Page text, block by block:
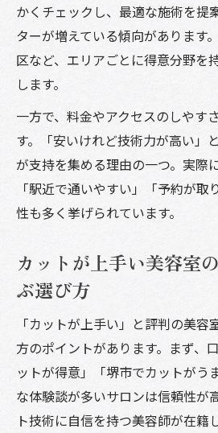
かくチェックし、最適な施術を提
ターが増えている傾向があります
区など、エリアごとに得意分野を
します。
一方で、料金やアクセスのしやす
す。「安いけれど技術力が高い」
が支持を集める理由の一つ。実際
「駅近で通いやすい」「予約が
性も多く挙げられています。
カットが上手い美容室
ぶ選び方
「カットが上手い」と評判の美
方のポイントがあります。まず、
ットが得意」「堺市でカットがう
な体験談が多いサロンは信頼性が
ト技術に自信を持つ美容師が在籍